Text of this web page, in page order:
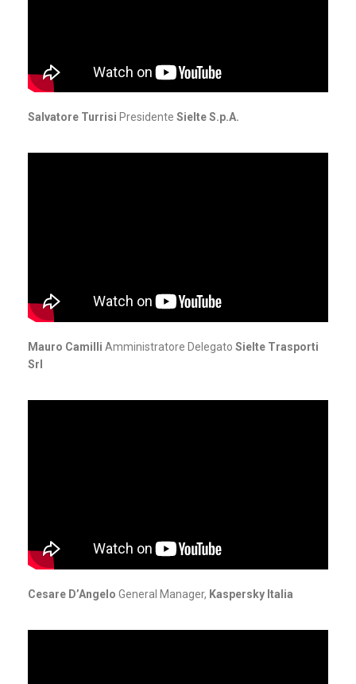
Salvatore Turrisi Presidente Sielte S.p.A.
Mauro Camilli Amministratore Delegato Sielte Trasporti
Srl
Cesare D’Angelo General Manager, Kaspersky Italia